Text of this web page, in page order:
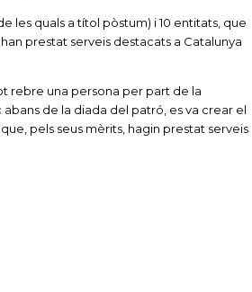
les quals a títol pòstum) i 10 entitats, que
prestat serveis destacats a Catalunya
rebre una persona per part de la
de la diada del patró, es va crear el
pels seus mèrits, hagin prestat serveis